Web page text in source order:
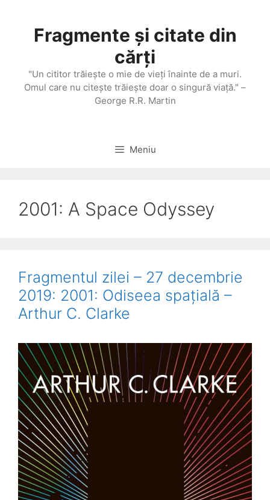
conținutFragmente și citate din
cărți
"Un cititor trăieşte o mie de vieţi înainte de a muri.
Omul care nu citeşte trăieşte doar o singură viaţă." –
George R.R. Martin
Meniu
2001: A Space Odyssey
Fragmentul zilei – 27 decembrie
2019: 2001: Odiseea spațială –
Arthur C. Clarke